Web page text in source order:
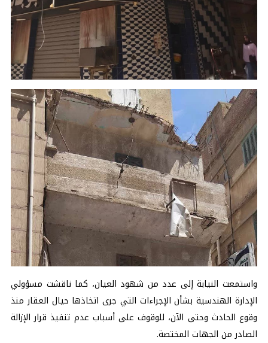
واستمعت النيابة إلى عدد من شهود العيان، كما ناقشت مسؤولي
الإدارة الهندسية بشأن الإجراءات التي جرى اتخاذها حيال العقار منذ
وقوع الحادث وحتى الآن، للوقوف على أسباب عدم تنفيذ قرار الإزالة
الصادر من الجهات المختصة.